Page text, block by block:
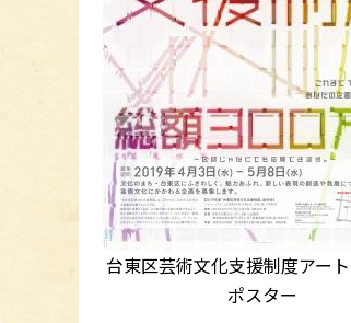
台東区芸術文化支援制度アー
ポスター